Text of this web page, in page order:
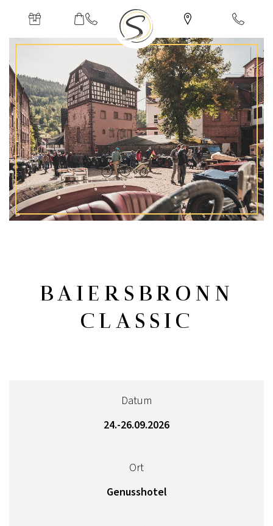
BAIERSBRONN
CLASSIC
Datum
24.-26.09.2026
Ort
Genusshotel